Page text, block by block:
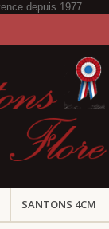
SANTONS 4CM